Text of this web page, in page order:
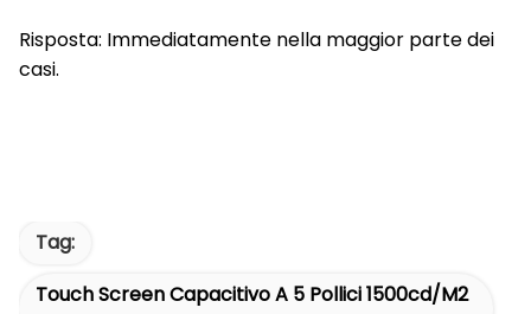
Risposta: Immediatamente nella maggior parte dei
casi.
Tag:
Touch Screen Capacitivo A 5 Pollici 1500cd/m2